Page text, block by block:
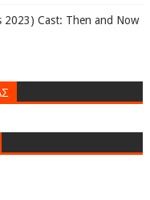
2023) Cast: Then and Now